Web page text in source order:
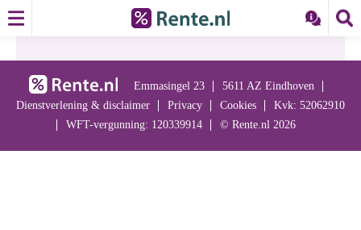
Emmasingel 23
5611 AZ Eindhoven
Dienstverlening & disclaimer
Privacy Cookies
Kvk: 52062910
WFT-vergunning: 120339914
© Rente.nl 2026